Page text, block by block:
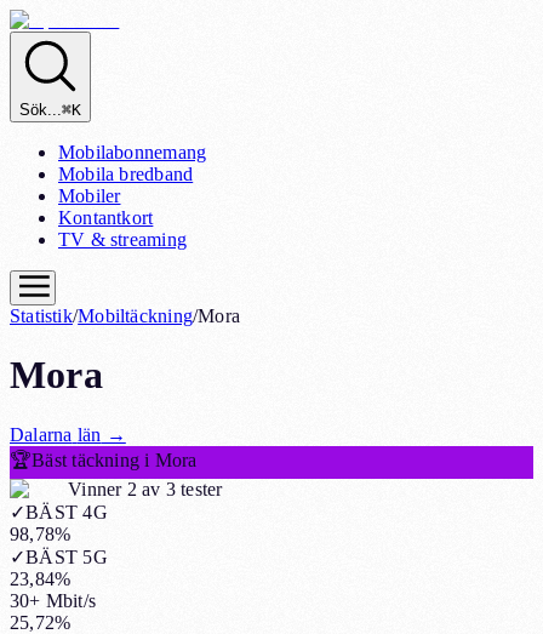
Sök...⌘K
Mobilabonnemang
Mobila bredband
Mobiler
Kontantkort
TV & streaming
Statistik/Mobiltäckning/Mora
Mora
Dalarna län →
🏆Bäst täckning i Mora
Vinner 2 av 3 tester
✓BÄST 4G
98,78%
✓BÄST 5G
23,84%
30+ Mbit/s
25,72%